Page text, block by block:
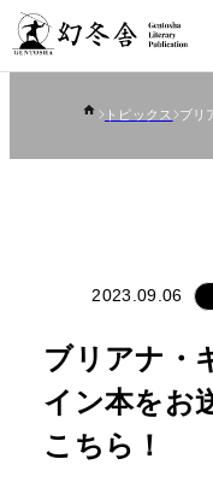
トピックス ブリ
2023.09.06
ブリアナ・
イン本をお
こちら！